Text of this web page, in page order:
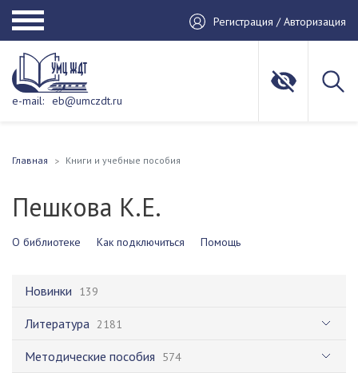
Регистрация / Авторизация
e-mail: eb@umczdt.ru
Главная Книги и учебные пособия
Пешкова К.Е.
О библиотеке Как подключиться Помощь
Новинки 139
Литература 2181
Методические пособия 574